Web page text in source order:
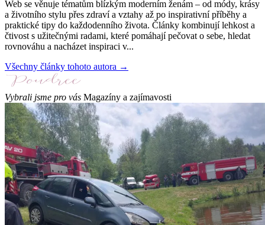
Web se věnuje tématům blízkým moderním ženám – od módy, krásy
a životního stylu přes zdraví a vztahy až po inspirativní příběhy a
praktické tipy do každodenního života. Články kombinují lehkost a
čtivost s užitečnými radami, které pomáhají pečovat o sebe, hledat
rovnováhu a nacházet inspiraci v...
Všechny články tohoto autora →
Vybrali jsme pro vás Magazíny a zajímavosti